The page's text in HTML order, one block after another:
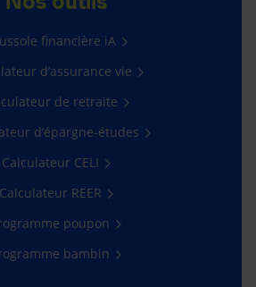
financière iA
d’assurance vie
de retraite
d’épargne-études
Calculateur CELI
Calculateur REER
poupon
bambin